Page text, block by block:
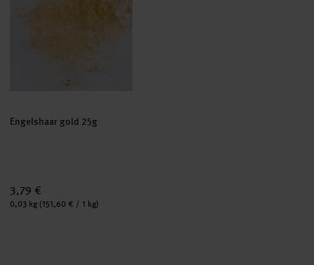
Engelshaar gold 25g
3,79 €
Inhalt:
0,03 kg (151,60 € / 1 kg)